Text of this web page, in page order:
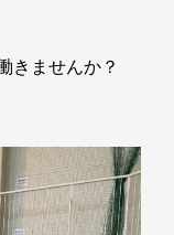
きませんか？